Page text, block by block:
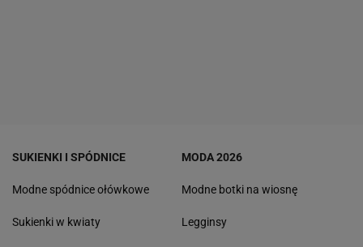
SUKIENKI I SPÓDNICE
Modne spódnice ołówkowe
Sukienki w kwiaty
MODA 2026
Modne botki na wiosnę
Legginsy